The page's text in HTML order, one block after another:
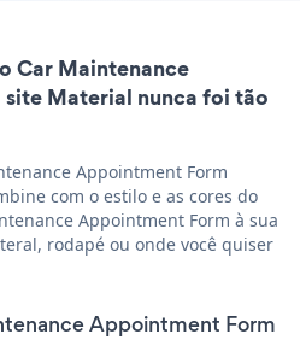
Car Maintenance
Material nunca foi tão
Appointment Form
com o estilo e as cores do
Appointment Form à sua
rodapé ou onde você quiser
Appointment Form